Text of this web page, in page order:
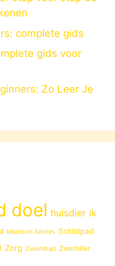
complete gids
gids voor
Zo Leer Je
doel huisdier ik
Medisch Advies Schildpad
Zorg Zwembad Zwerfdier